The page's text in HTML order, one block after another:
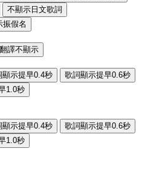
不顯示日文歌詞
振假名
翻譯不顯示
顯示提早0.4秒
歌詞顯示提早0.6秒
1.0秒
顯示提早0.4秒
歌詞顯示提早0.6秒
1.0秒